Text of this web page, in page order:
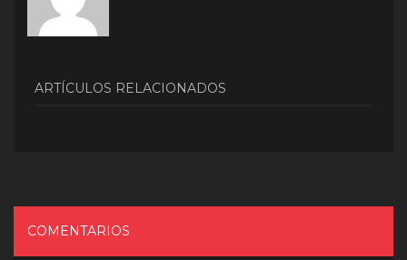
ARTÍCULOS RELACIONADOS
COMENTARIOS